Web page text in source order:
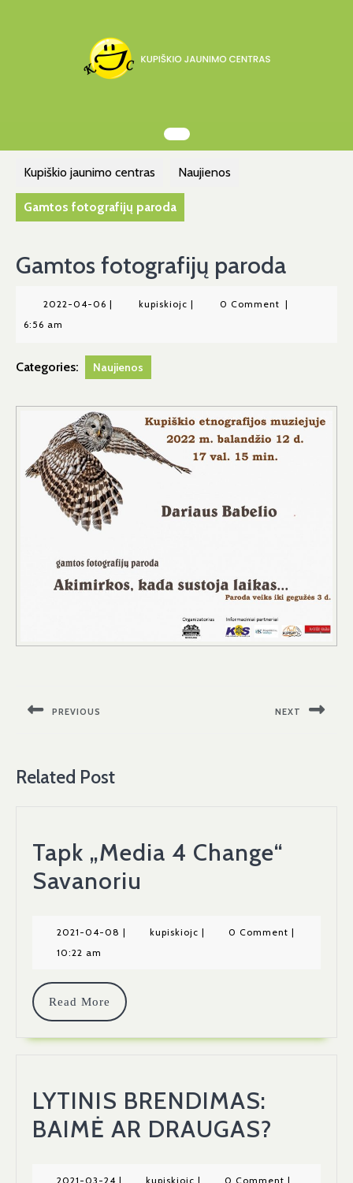
Kupiškio jaunimo centras Naujienos
Gamtos fotografijų paroda
Gamtos fotografijų paroda
2022-04-06 2022-
| kupiskiojckupiskiojc
| 0 Comment |
6:56 am
Categories: Naujienos
įrašųPREVIOUS NEXT
Related Post
Tapk „Media 4 Change“
Savanoriu
4
2021-04-08 2021-
| kupiskiojc kupiskiojc
| 0 Comment |
10:22 am
Read More
Read
LYTINIS BRENDIMAS:
BAIMĖ AR DRAUGAS?
2021-03-24 2021-
| kupiskiojc kupiskiojc
| 0 Comment |